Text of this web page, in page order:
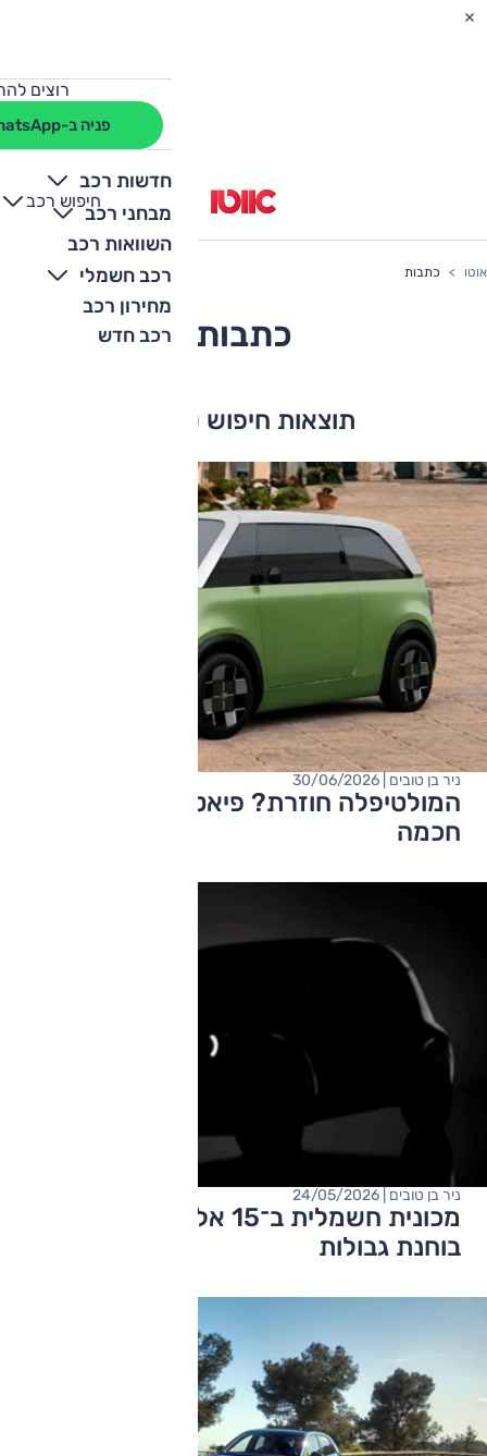
רוצים
פניה ב-WhatsApp
חדשות רכב
מבחני רכב
השוואות רכב
רכב חשמלי
מחירון רכב
רכב חדש
חיפוש רכב
+
-
אוטו כתבות
כתבות
תוצאות חיפוש (
המולטיפלה חוזרת? פיאט רוצה עירונית
חכמה
ניר בן טובים | 30/06/2026
מכונית חשמלית ב־15 אלף יורו? סיטרואן
בוחנת גבולות
ניר בן טובים | 24/05/2026